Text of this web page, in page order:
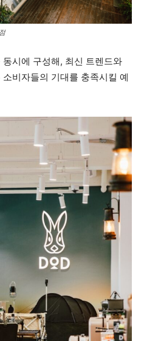
시에 구성해, 최신 트렌드와
비자들의 기대를 충족시킬 예